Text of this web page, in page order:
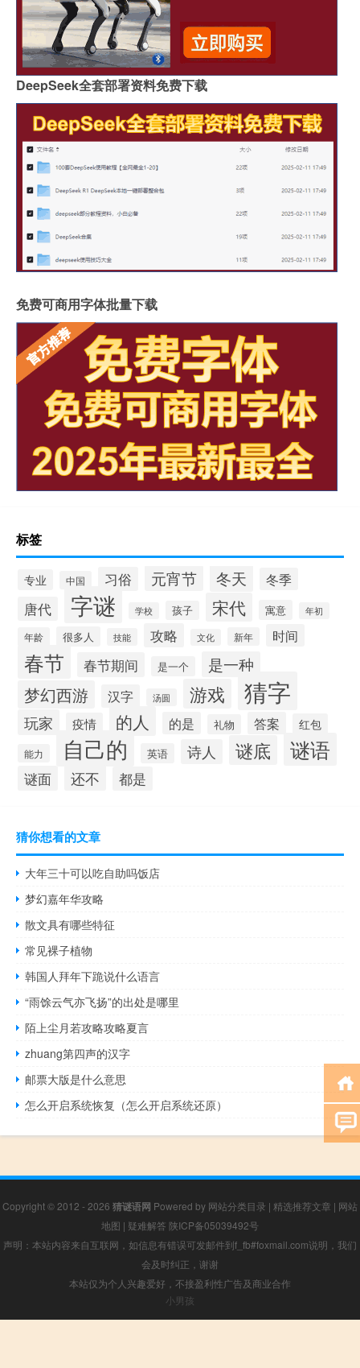
DeepSeek全套部署资料免费下载
免费可商用字体批量下载
标签
专业 中国 习俗 元宵节 冬天 冬季
唐代 字谜 学校 孩子 宋代 寓意 年初
年龄 很多人 技能 攻略 文化 新年 时间
春节 春节期间 是一个 是一种
梦幻西游 汉字 汤圆 游戏 猜字
玩家 疫情 的人 的是 礼物 答案 红包
能力 自己的 英语 诗人 谜底 谜语
谜面 还不 都是
猜你想看的文章
大年三十可以吃自助吗饭店
梦幻嘉年华攻略
散文具有哪些特征
常见裸子植物
韩国人拜年下跪说什么语言
“雨馀云气亦飞扬”的出处是哪里
陌上尘月若攻略攻略夏言
zhuang第四声的汉字
邮票大版是什么意思
怎么开启系统恢复（怎么开启系统还原）
Copyright © 2012 - 2026 猜谜语网 Powered by 网站分类目录 | 精选推荐文章 | 网站
地图 | 疑难解答 陕ICP备05039492号
声明：本站内容来自互联网，如信息有错误可发邮件到f_fb#foxmail.com说明，我们
会及时纠正，谢谢
本站仅为个人兴趣爱好，不接盈利性广告及商业合作
小男孩